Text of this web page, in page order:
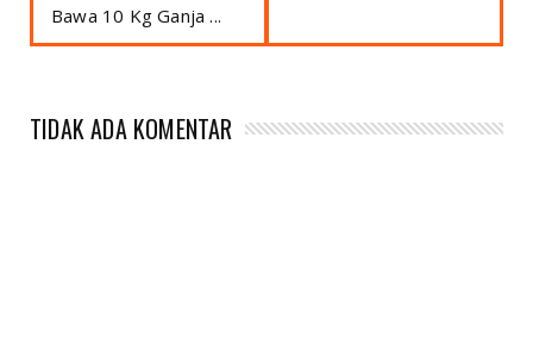
Bawa 10 Kg Ganja ...
TIDAK ADA KOMENTAR